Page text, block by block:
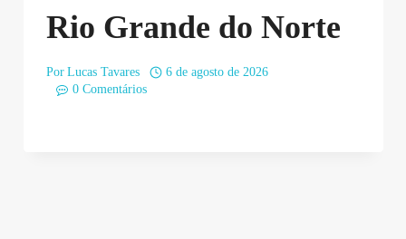
Rio Grande do Norte
Por Lucas Tavares
6 de agosto de 2026
0 Comentários